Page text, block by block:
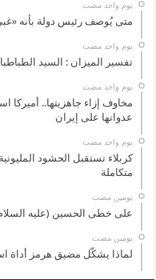
‏يوم واحد مضت
متى يُوصف رئيس دولة بأنه
‏يوم واحد مضت
تفسير الميزان : السيد
‏يوم واحد مضت
مخاوف إزاء جاهزيتها..
عدوانها على إيران
‏يوم واحد مضت
كربلاء تستقبل الحشود
متكاملة
‏يومين مضت
على خطى الحسين (عليه
‏يومين مضت
لماذا يشكّل مضيق هرمز أداة